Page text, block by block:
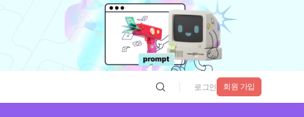
로그인 회원 가입